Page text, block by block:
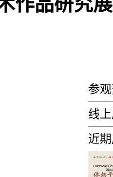
参
线
近